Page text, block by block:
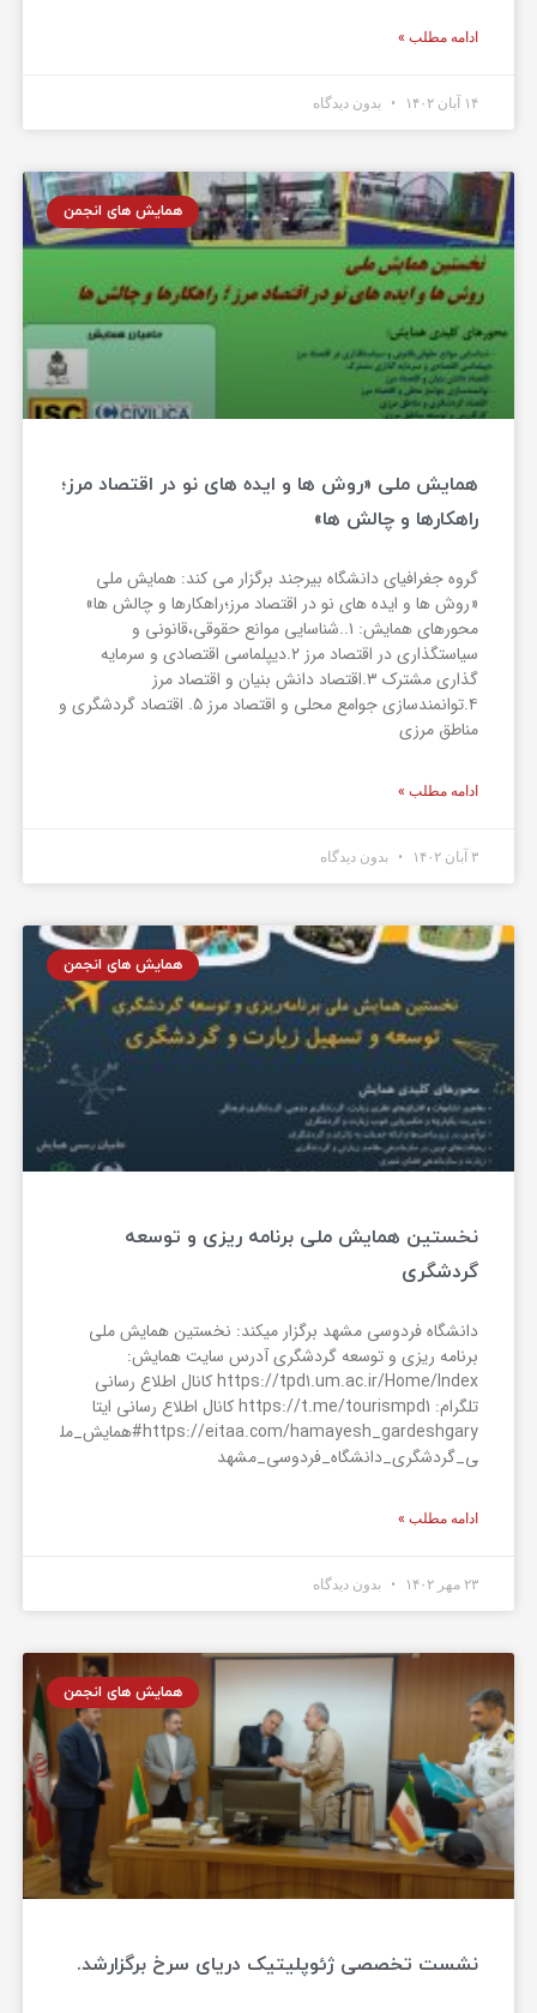
ادامه مطلب »
۱۴ آبان ۱۴۰۲ بدون دیدگاه
همایش های انجمن
همایش ملی «روش ها و ایده های نو در اقتصاد مرز؛
راهکارها و چالش ها»
گروه جغرافیای دانشگاه بیرجند برگزار می کند: همایش ملی
«روش ها و ایده های نو در اقتصاد مرز؛راهکارها و چالش ها»
محورهای همایش: ۱..شناسایی موانع حقوقی،قانونی و
سیاستگذاری در اقتصاد مرز ۲.دیپلماسی اقتصادی و سرمایه
گذاری مشترک ۳.اقتصاد دانش بنیان و اقتصاد مرز
۴.توانمندسازی جوامع محلی و اقتصاد مرز ۵. اقتصاد گردشگری و
مناطق مرزی
ادامه مطلب »
۳ آبان ۱۴۰۲ بدون دیدگاه
همایش های انجمن
نخستین همایش ملی برنامه ریزی و توسعه
گردشگری
دانشگاه فردوسی مشهد برگزار میکند: نخستین همایش ملی
برنامه ریزی و توسعه گردشگری آدرس سایت همایش:
https://tpd1.um.ac.ir/Home/Index کانال اطلاع رسانی
تلگرام: https://t.me/tourismpd1 کانال اطلاع رسانی ایتا
https://eitaa.com/hamayesh_gardeshgary#همایش_مل
ی_گردشگری_دانشگاه_فردوسی_مشهد
ادامه مطلب »
۲۳ مهر ۱۴۰۲ بدون دیدگاه
همایش های انجمن
نشست تخصصی ژئوپلیتیک دریای سرخ برگزارشد.